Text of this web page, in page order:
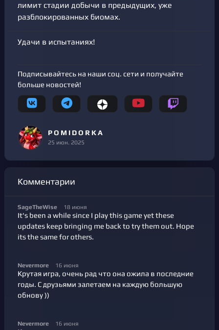
лимит стадии добычи в предыдущих, уже
разблокированных биомах.
Удачи в испытаниях!
Подписывайтесь на наши соц. сети и получайте
больше новостей!
P O M I D O R K A
25 июн. 2025
Комментарии
SageTheWise 18 июня
It's been a while since I play this game yet these
updates keep bringing me back to try them out. Hope
its the same for others.
Nevermore 16 июня
Крутая игра, очень рад что она ожила в последние
годы. С друзьями залетаем на каждую большую
обнову ))
Nevermore 16 июня